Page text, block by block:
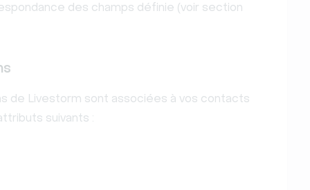
des champs définie (voir section
de Livestorm sont associées à vos contacts
suivants :